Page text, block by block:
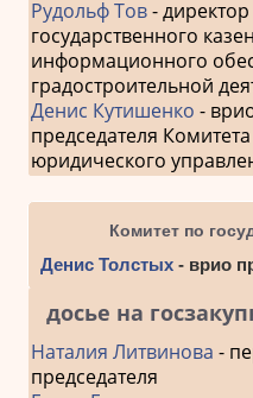
Рудольф Тов- директор
государственного
информационного
градостроительной
Денис Кутишенко -
председателя
юридического
Комитет по
Денис Толстых- врио
досье на
Наталия Литвинова -
председателя